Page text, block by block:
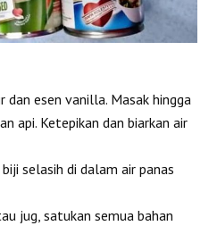
dan esen vanilla. Masak hingga
api. Ketepikan dan biarkan air
selasih di dalam air panas
jug, satukan semua bahan